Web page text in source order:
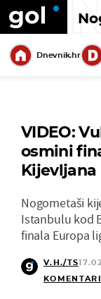
Dnevnik.hr
VIDEO:
osmini
Kijevljana
Nogometaši
Istanbulu kod
finala Europa
V.H./TS
KOMENTARI